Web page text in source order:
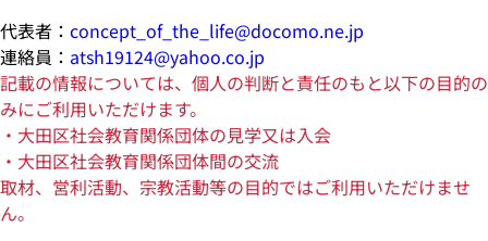
代表者： concept_of_the_life@docomo.ne.jp
連絡員： atsh19124@yahoo.co.jp
記載の情報については、個人の判断と責任のもと以下の目的の
みにご利用いただけます。
・大田区社会教育関係団体の見学又は入会
・大田区社会教育関係団体間の交流
取材、営利活動、宗教活動等の目的ではご利用いただけませ
ん。